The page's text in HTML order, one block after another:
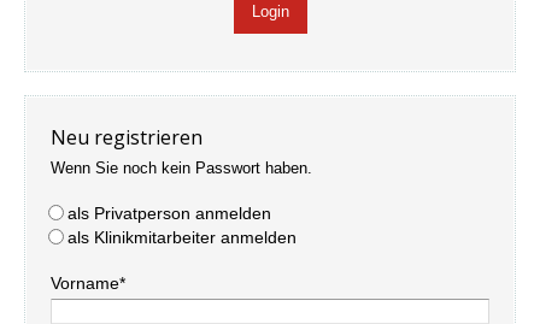
Neu registrieren
Wenn Sie noch kein Passwort haben.
als Privatperson anmelden
als Klinikmitarbeiter anmelden
Vorname*